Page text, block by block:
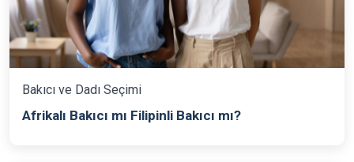
Bakıcı ve Dadı Seçimi
Afrikalı Bakıcı mı Filipinli Bakıcı mı?